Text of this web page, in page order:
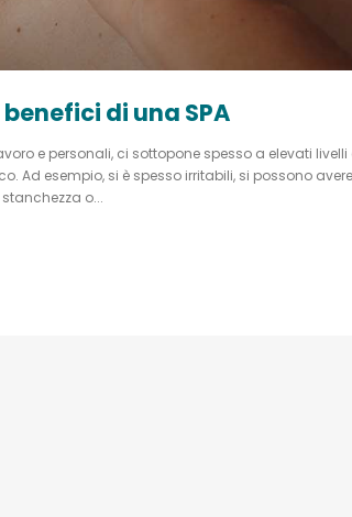
di una SPA
e personali, ci sottopone spesso a elevati
Ad esempio, si è spesso irritabili, si possono
o...